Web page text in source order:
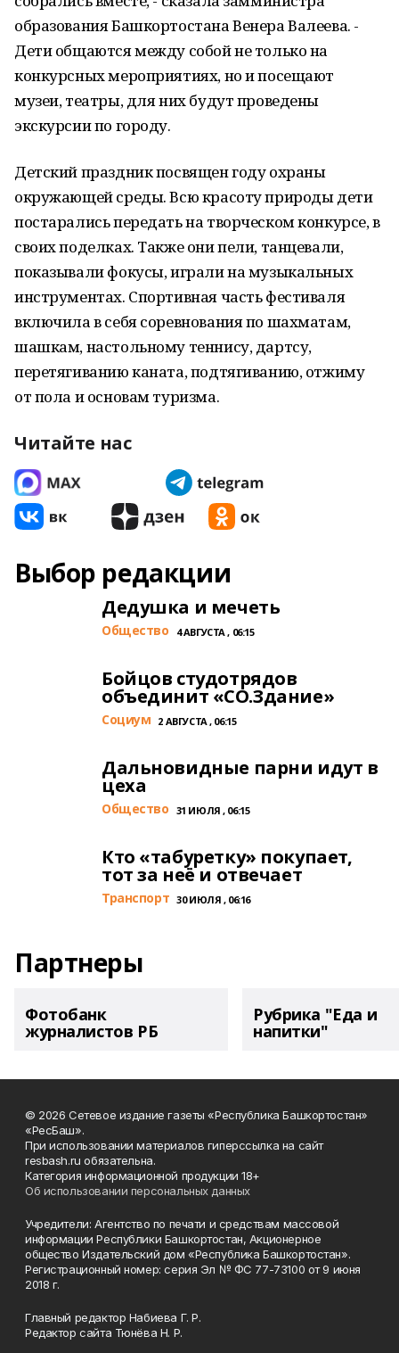
образования Башкортостана Венера Валеева. -
Дети общаются между собой не только на
конкурсных мероприятиях, но и посещают
музеи, театры, для них будут проведены
экскурсии по городу.
Детский праздник посвящен году охраны
окружающей среды. Всю красоту природы дети
постарались передать на творческом конкурсе, в
своих поделках. Также они пели, танцевали,
показывали фокусы, играли на музыкальных
инструментах. Спортивная часть фестиваля
включила в себя соревнования по шахматам,
шашкам, настольному теннису, дартсу,
перетягиванию каната, подтягиванию, отжиму
от пола и основам туризма.
Читайте нас
Выбор редакции
Дедушка и мечеть
Общество 4 АВГУСТА , 06:15
Бойцов студотрядов
объединит «СО.Здание»
Cоциум 2 АВГУСТА , 06:15
Дальновидные парни идут в
цеха
Общество 31 ИЮЛЯ , 06:15
Кто «табуретку» покупает,
тот за неё и отвечает
Транспорт 30 ИЮЛЯ , 06:16
Партнеры
Фотобанк
журналистов РБ
Рубрика "Еда и
напитки"
© 2026 Сетевое издание газеты «Республика Башкортостан»
«РесБаш».
При использовании материалов гиперссылка на сайт
resbash.ru обязательна.
Категория информационной продукции 18+
Об использовании персональных данных
Учредители: Агентство по печати и средствам массовой
информации Республики Башкортостан, Акционерное
общество Издательский дом «Республика Башкортостан».
Регистрационный номер: серия Эл № ФС 77-73100 от 9 июня
2018 г.
Главный редактор Набиева Г. Р.
Редактор сайта Тюнёва Н. Р.